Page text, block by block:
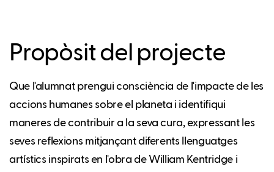
Propòsit del projecte
Que l'alumnat prengui consciència de l'impacte de les
accions humanes sobre el planeta i identifiqui
maneres de contribuir a la seva cura, expressant les
seves reflexions mitjançant diferents llenguatges
artístics inspirats en l'obra de William Kentridge i